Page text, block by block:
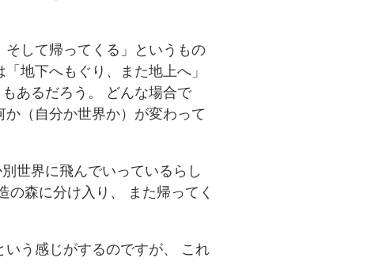
して帰ってくる」というもの
地下へもぐり、また地上へ」
あるだろう。 どんな場合で
（自分か世界か）が変わって
世界に飛んでいっているらし
森に分け入り、 また帰ってく
う感じがするのですが、 これ